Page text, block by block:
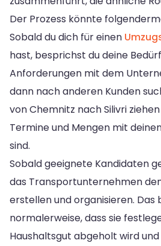
Der Prozess könnte
Sobald du dich für einen
hast, besprichst du deine
Anforderungen mit dem
dann nach anderen Kunden
von Chemnitz nach Silivri
Termine und Mengen mit
sind.
Sobald geeignete Kandidaten
das Transportunternehmen
erstellen und organisieren. Das
normalerweise, dass sie
Haushaltsgut abgeholt wird